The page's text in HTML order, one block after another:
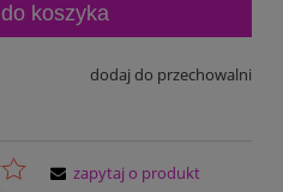
do koszyka
dodaj do przechowalni
zapytaj o produkt